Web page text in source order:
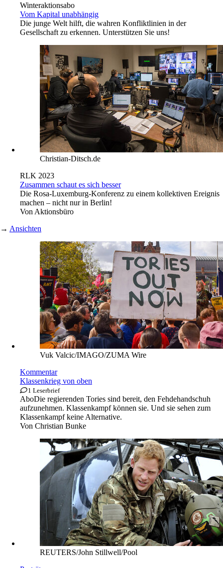
Winteraktionsabo
Vom Kapital unabhängig
Die junge Welt hilft, die wahren Konfliktlinien in der
Gesellschaft zu erkennen. Unterstützen Sie uns!
Christian-Ditsch.de
RLK 2023
Zusammen schaut es sich besser
Die Rosa-Luxemburg-Konferenz zu einem kollektiven Ereignis
machen – nicht nur in Berlin!
Von Aktionsbüro
→ Ansichten
Vuk Valcic/IMAGO/ZUMA Wire
Kommentar
Klassenkrieg von oben
1 Leserbrief
AboDie regierenden Tories sind bereit, den Fehdehandschuh
aufzunehmen. Klassenkampf können sie. Und sie sehen zum
Klassenkampf keine Alternative.
Von Christian Bunke
REUTERS/John Stillwell/Pool